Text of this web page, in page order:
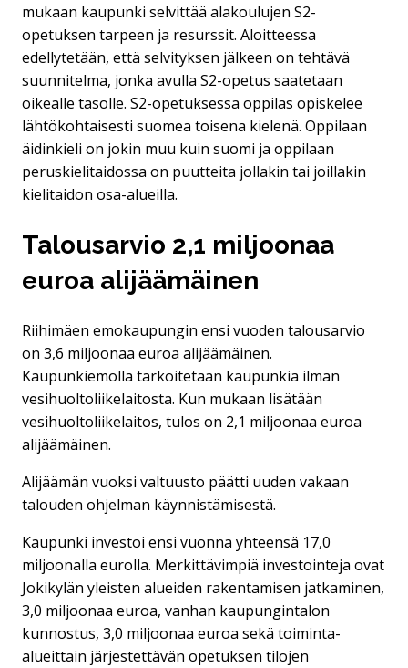
mukaan kaupunki selvittää alakoulujen S2-
opetuksen tarpeen ja resurssit. Aloitteessa
edellytetään, että selvityksen jälkeen on tehtävä
suunnitelma, jonka avulla S2-opetus saatetaan
oikealle tasolle. S2-opetuksessa oppilas opiskelee
lähtökohtaisesti suomea toisena kielenä. Oppilaan
äidinkieli on jokin muu kuin suomi ja oppilaan
peruskielitaidossa on puutteita jollakin tai joillakin
kielitaidon osa-alueilla.
Talousarvio 2,1 miljoonaa
euroa alijäämäinen
Riihimäen emokaupungin ensi vuoden talousarvio
on 3,6 miljoonaa euroa alijäämäinen.
Kaupunkiemolla tarkoitetaan kaupunkia ilman
vesihuoltoliikelaitosta. Kun mukaan lisätään
vesihuoltoliikelaitos, tulos on 2,1 miljoonaa euroa
alijäämäinen.
Alijäämän vuoksi valtuusto päätti uuden vakaan
talouden ohjelman käynnistämisestä.
Kaupunki investoi ensi vuonna yhteensä 17,0
miljoonalla eurolla. Merkittävimpiä investointeja ovat
Jokikylän yleisten alueiden rakentamisen jatkaminen,
3,0 miljoonaa euroa, vanhan kaupungintalon
kunnostus, 3,0 miljoonaa euroa sekä toiminta-
alueittain järjestettävän opetuksen tilojen